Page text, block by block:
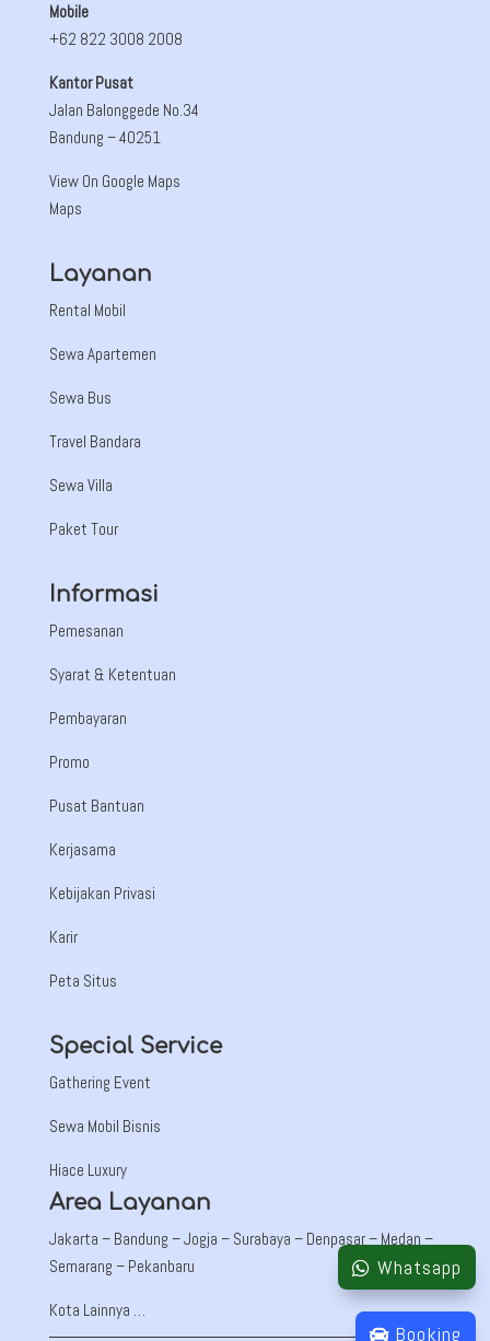
Mobile
+62 822 3008 2008
Kantor Pusat
Jalan Balonggede No.34
Bandung – 40251
View On Google Maps
Maps
Layanan
Rental Mobil
Sewa Apartemen
Sewa Bus
Travel Bandara
Sewa Villa
Paket Tour
Informasi
Pemesanan
Syarat & Ketentuan
Pembayaran
Promo
Pusat Bantuan
Kerjasama
Kebijakan Privasi
Karir
Peta Situs
Special Service
Gathering Event
Sewa Mobil Bisnis
Hiace Luxury
Area Layanan
Jakarta – Bandung – Jogja – Surabaya – Denpasar – Medan –
Semarang – Pekanbaru
Kota Lainnya …
Whatsapp
Booking